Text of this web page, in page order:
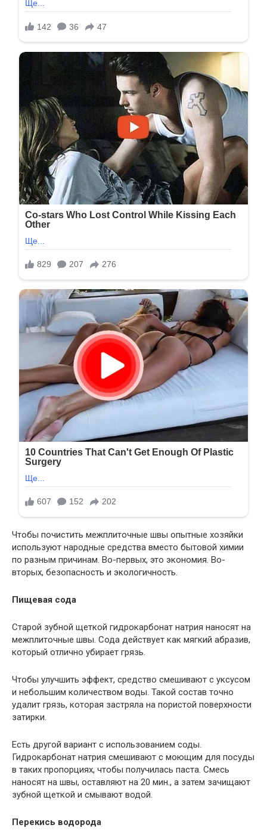
Чтобы почистить межплиточные швы опытные хозяйки
используют народные средства вместо бытовой химии
по разным причинам. Во-первых, это экономия. Во-
вторых, безопасность и экологичность.
Пищевая сода
Старой зубной щеткой гидрокарбонат натрия наносят на
межплиточные швы. Сода действует как мягкий абразив,
который отлично убирает грязь.
Чтобы улучшить эффект, средство смешивают с уксусом
и небольшим количеством воды. Такой состав точно
удалит грязь, которая застряла на пористой поверхности
затирки.
Есть другой вариант с использованием соды.
Гидрокарбонат натрия смешивают с моющим для посуды
в таких пропорциях, чтобы получилась паста. Смесь
наносят на швы, оставляют на 20 мин., а затем зачищают
зубной щеткой и смывают водой.
Перекись водорода